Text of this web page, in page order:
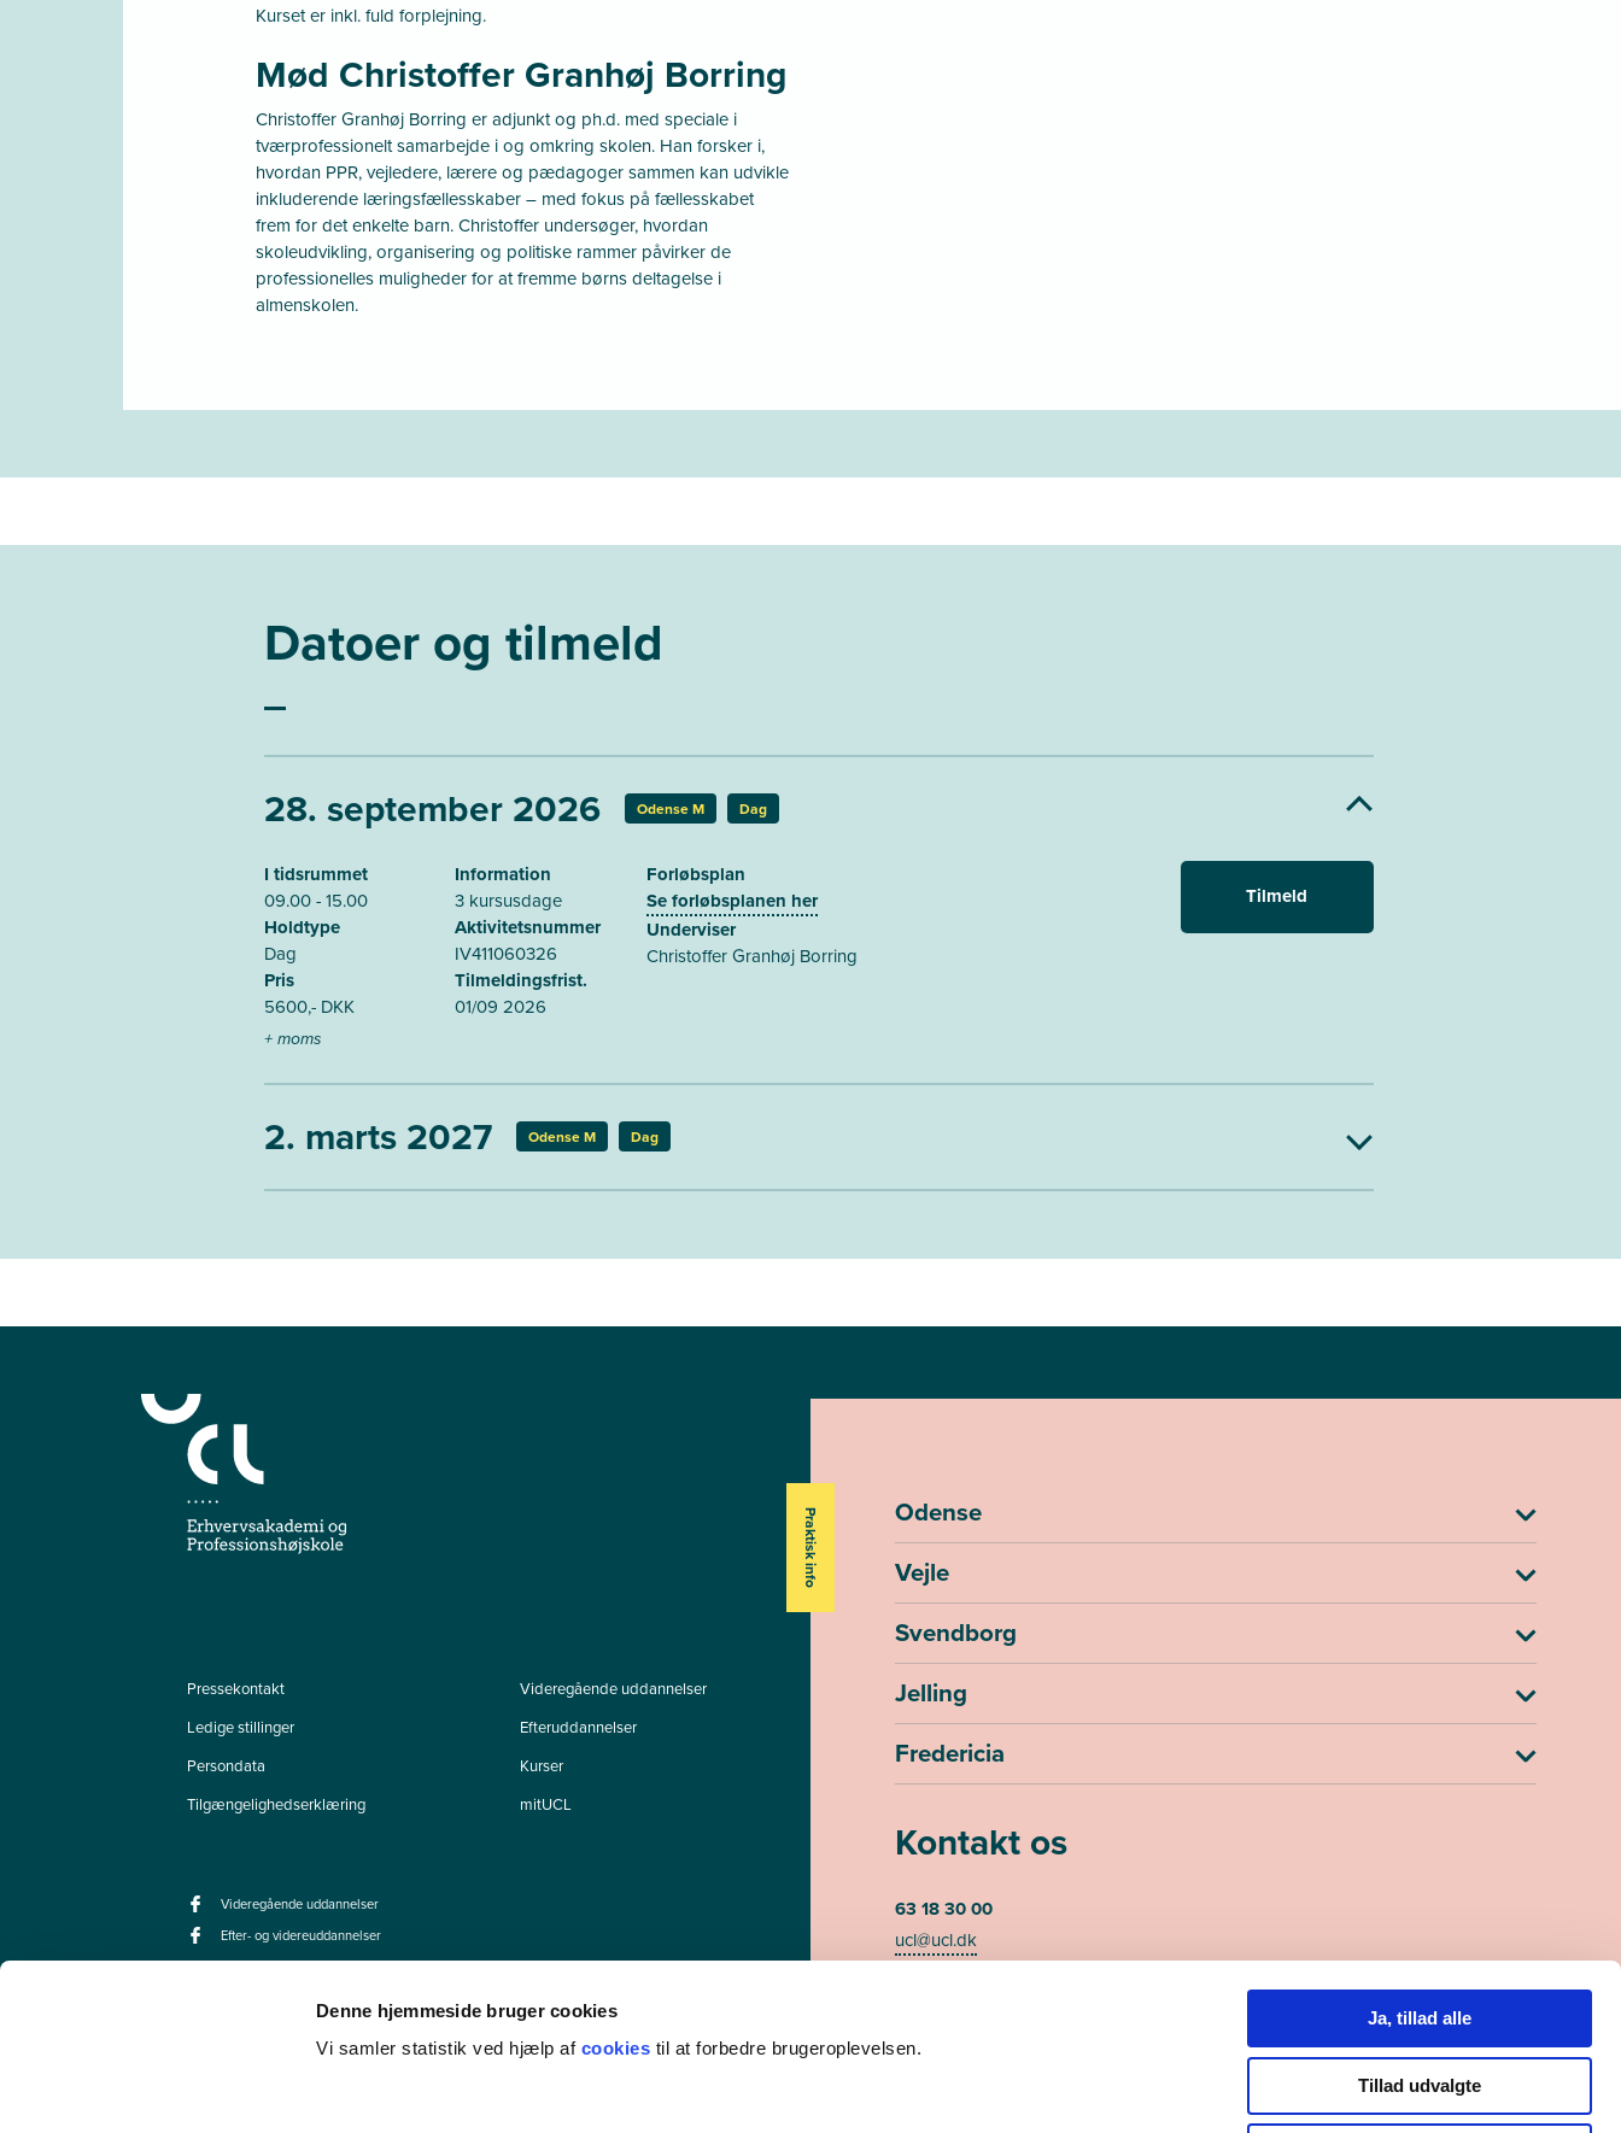
Denne hjemmeside bruger cookies
Vi samler statistik ved hjælp af cookies til at forbedre brugeroplevelsen.
Ja, tillad alle
Tillad udvalgte
Kurset er inkl. fuld forplejning.
Mød Christoffer Granhøj Borring
Christoffer Granhøj Borring er adjunkt og ph.d. med speciale i
tværprofessionelt samarbejde i og omkring skolen. Han forsker i,
hvordan PPR, vejledere, lærere og pædagoger sammen kan udvikle
inkluderende læringsfællesskaber – med fokus på fællesskabet
frem for det enkelte barn. Christoffer undersøger, hvordan
skoleudvikling, organisering og politiske rammer påvirker de
professionelles muligheder for at fremme børns deltagelse i
almenskolen.
Datoer og tilmeld
28. september 2026 Odense M Dag
I tidsrummet
09.00 - 15.00
Holdtype
Dag
Pris
5600,- DKK
+ moms
Information
3 kursusdage
Aktivitetsnummer
IV411060326
Tilmeldingsfrist.
01/09 2026
Forløbsplan
Se forløbsplanen her
Underviser
Christoffer Granhøj Borring
Tilmeld
2. marts 2027 Odense M Dag
Pressekontakt
Ledige stillinger
Persondata
Tilgængelighedserklæring
Videregående uddannelser
Efteruddannelser
Kurser
mitUCL
Videregående uddannelser
Efter- og videreuddannelser
Praktisk info
Odense
Vejle
Svendborg
Jelling
Fredericia
Kontakt os
63 18 30 00
ucl@ucl.dk
CVR-nummer 30859480